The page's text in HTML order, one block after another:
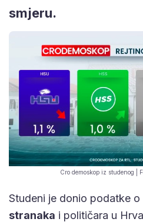
smjeru.
Cro demoskop iz studenog |
Studeni je donio podatke
stranaka i političara u